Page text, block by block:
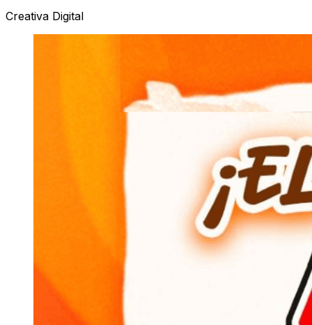
Creativa Digital